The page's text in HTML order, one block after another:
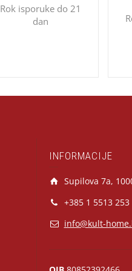
Rok isporuke do 21
dan
INFORMACIJE
Supilova 7a,
+385 1 5513 253
info@kult-